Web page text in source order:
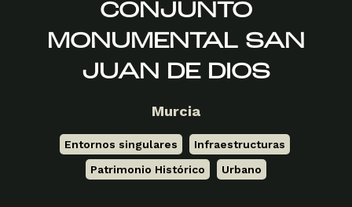
CONJUNTO
MONUMENTAL SAN
JUAN DE DIOS
Murcia
Entornos singulares Infraestructuras
Patrimonio Histórico
Urbano